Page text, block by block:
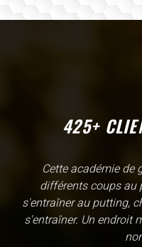
425+
L'Academy de
une école, en fait
évidemment un
un sur herbe, des
Vous y avez pensé,